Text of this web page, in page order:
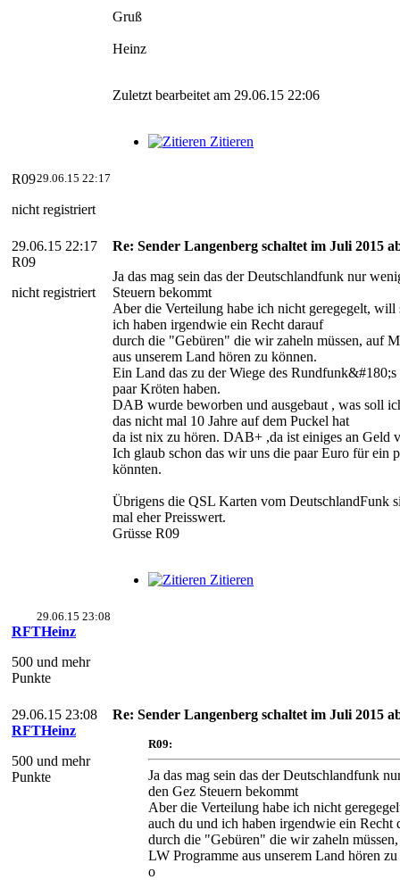
Gruß
Heinz
Zuletzt bearbeitet am 29.06.15 22:06
Zitieren
29.06.15 22:17
R09
nicht registriert
29.06.15 22:17
R09
nicht registriert
Re: Sender Langenberg schaltet im Juli 2015
Ja das mag sein das der Deutschlandfunk nur
Steuern bekommt
Aber die Verteilung habe ich nicht geregegelt, will
ich haben irgendwie ein Recht darauf
durch die "Gebüren" die wir zaheln müssen, auf
aus unserem Land hören zu können.
Ein Land das zu der Wiege des Rundfunk&#180;s
paar Kröten haben.
DAB wurde beworben und ausgebaut , was soll
das nicht mal 10 Jahre auf dem Puckel hat
da ist nix zu hören. DAB+ ,da ist einiges an Geld
Ich glaub schon das wir uns die paar Euro für ein
könnten.
Übrigens die QSL Karten vom DeutschlandFunk
mal eher Preisswert.
Grüsse R09
Zitieren
29.06.15 23:08
RFTHeinz
500 und mehr
Punkte
29.06.15 23:08
RFTHeinz
500 und mehr
Punkte
Re: Sender Langenberg schaltet im Juli 2015
R09:
Ja das mag sein das der Deutschlandfunk
den Gez Steuern bekommt
Aber die Verteilung habe ich nicht
auch du und ich haben irgendwie ein Recht
durch die "Gebüren" die wir zaheln
LW Programme aus unserem Land hören
o